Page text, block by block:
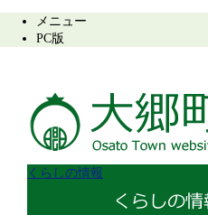
メニュー
PC版
くらしの情報